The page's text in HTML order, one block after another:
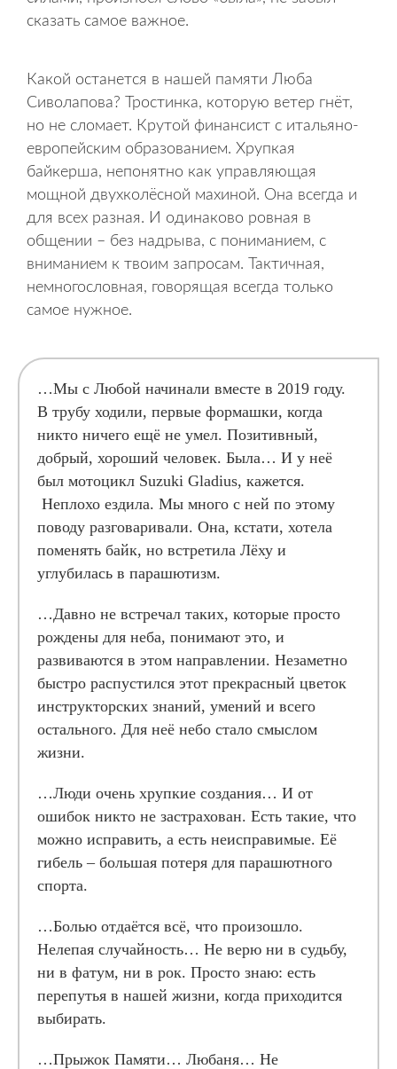
сказать самое важное.
Какой останется в нашей памяти Люба
Сиволапова? Тростинка, которую ветер гнёт,
но не сломает. Крутой финансист с итальяно-
европейским образованием. Хрупкая
байкерша, непонятно как управляющая
мощной двухколёсной махиной. Она всегда и
для всех разная. И одинаково ровная в
общении – без надрыва, с пониманием, с
вниманием к твоим запросам. Тактичная,
немногословная, говорящая всегда только
самое нужное.
…Мы с Любой начинали вместе в 2019 году.
В трубу ходили, первые формашки, когда
никто ничего ещё не умел. Позитивный,
добрый, хороший человек. Была… И у неё
был мотоцикл Suzuki Gladius, кажется.
Неплохо ездила. Мы много с ней по этому
поводу разговаривали. Она, кстати, хотела
поменять байк, но встретила Лёху и
углубилась в парашютизм.
…Давно не встречал таких, которые просто
рождены для неба, понимают это, и
развиваются в этом направлении. Незаметно
быстро распустился этот прекрасный цветок
инструкторских знаний, умений и всего
остального. Для неё небо стало смыслом
жизни.
…Люди очень хрупкие создания… И от
ошибок никто не застрахован. Есть такие, что
можно исправить, а есть неисправимые. Её
гибель – большая потеря для парашютного
спорта.
…Болью отдаётся всё, что произошло.
Нелепая случайность… Не верю ни в судьбу,
ни в фатум, ни в рок. Просто знаю: есть
перепутья в нашей жизни, когда приходится
выбирать.
…Прыжок Памяти… Любаня… Не